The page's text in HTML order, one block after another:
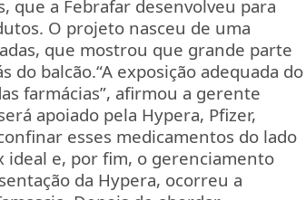
que a Febrafar desenvolveu para
O projeto nasceu de uma
que mostrou que grande parte
do balcão.“A exposição adequada do
farmácias”, afirmou a gerente
apoiado pela Hypera, Pfizer,
esses medicamentos do lado
ideal e, por fim, o gerenciamento
da Hypera, ocorreu a